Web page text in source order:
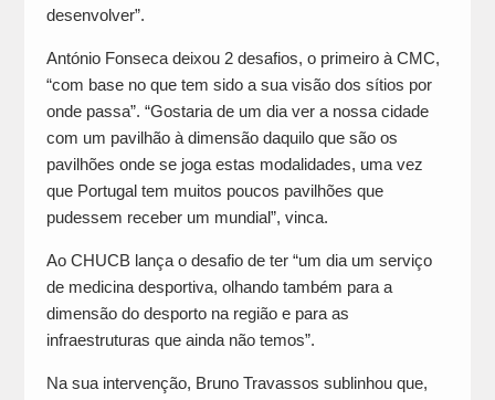
desenvolver”.
António Fonseca deixou 2 desafios, o primeiro à CMC,
“com base no que tem sido a sua visão dos sítios por
onde passa”. “Gostaria de um dia ver a nossa cidade
com um pavilhão à dimensão daquilo que são os
pavilhões onde se joga estas modalidades, uma vez
que Portugal tem muitos poucos pavilhões que
pudessem receber um mundial”, vinca.
Ao CHUCB lança o desafio de ter “um dia um serviço
de medicina desportiva, olhando também para a
dimensão do desporto na região e para as
infraestruturas que ainda não temos”.
Na sua intervenção, Bruno Travassos sublinhou que,